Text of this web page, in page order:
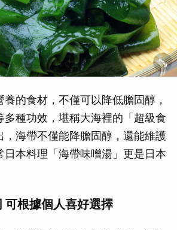
的食材，不僅可以降低膽固醇，
多種功效，堪稱大海裡的「超級食
，海帶不僅能降膽固醇，還能維護
日本料理「海帶味噌湯」更是日本
可根據個人喜好選擇